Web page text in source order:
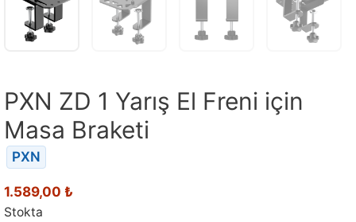
PXN ZD 1 Yarış El Freni için
Masa Braketi
PXN
1.589,00 ₺
Stokta